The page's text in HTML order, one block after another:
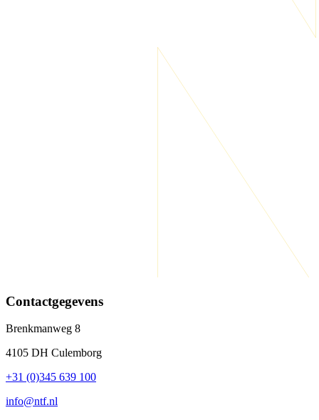
Contactgegevens
Brenkmanweg 8
4105 DH Culemborg
+31 (0)345 639 100
info@ntf.nl